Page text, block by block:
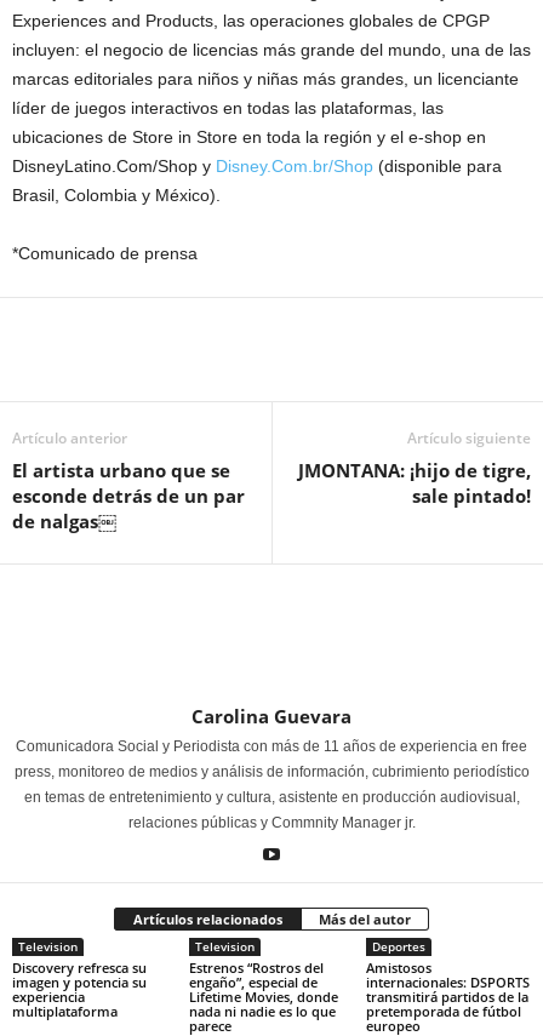
Experiences and Products, las operaciones globales de CPGP
incluyen: el negocio de licencias más grande del mundo, una de las
marcas editoriales para niños y niñas más grandes, un licenciante
líder de juegos interactivos en todas las plataformas, las
ubicaciones de Store in Store en toda la región y el e-shop en
DisneyLatino.Com/Shop y Disney.Com.br/Shop (disponible para
Brasil, Colombia y México).
*Comunicado de prensa
Artículo anterior
El artista urbano que se
esconde detrás de un par
de nalgas￼
Artículo siguiente
JMONTANA: ¡hijo de tigre,
sale pintado!
Carolina Guevara
Comunicadora Social y Periodista con más de 11 años de experiencia en free
press, monitoreo de medios y análisis de información, cubrimiento periodístico
en temas de entretenimiento y cultura, asistente en producción audiovisual,
relaciones públicas y Commnity Manager jr.
Artículos relacionados Más del autor
Television
Discovery refresca su
imagen y potencia su
experiencia
multiplataforma
Television
Estrenos “Rostros del
engaño”, especial de
Lifetime Movies, donde
nada ni nadie es lo que
parece
Deportes
Amistosos
internacionales: DSPORTS
transmitirá partidos de la
pretemporada de fútbol
europeo